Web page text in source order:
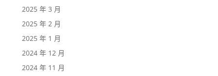
2025 年 3 月
2025 年 2 月
2025 年 1 月
2024 年 12 月
2024 年 11 月